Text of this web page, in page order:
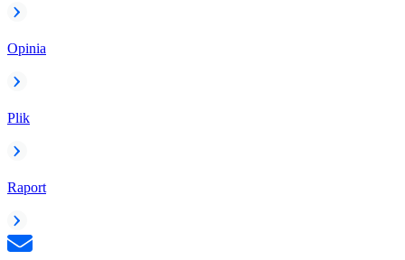
Opinia
Plik
Raport